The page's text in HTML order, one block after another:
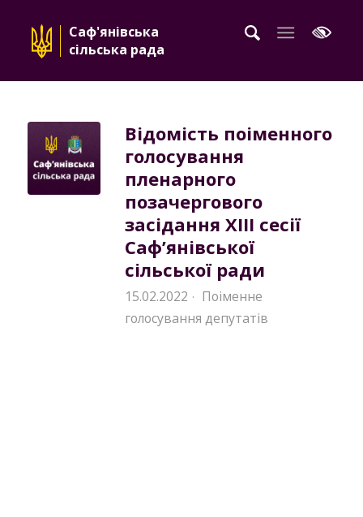
Саф'янівська
сільська рада
Відомість поіменного
голосування
пленарного
позачергового
засідання XIII сесії
Саф’янівської
сільської ради
15.02.2022 · Поіменне
голосування депутатів